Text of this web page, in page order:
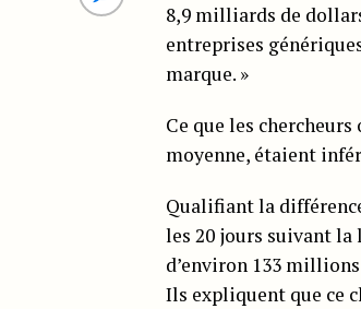
8,9 milliards de
entreprises
marque. »
Ce que les
moyenne, étaient
Qualifiant la
les 20 jours suivant la
d’environ 133
Ils expliquent que ce